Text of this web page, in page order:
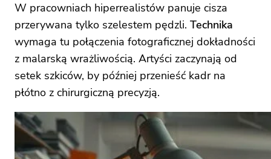
W pracowniach hiperrealistów panuje cisza
przerywana tylko szelestem pędzli. Technika
wymaga tu połączenia fotograficznej dokładności
z malarską wrażliwością. Artyści zaczynają od
setek szkiców, by później przenieść kadr na
płótno z chirurgiczną precyzją.